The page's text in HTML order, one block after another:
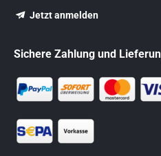
Jetzt anmelden
Sichere Zahlung und